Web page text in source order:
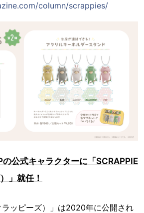
column/scrappies/
公式キャラクターに「SCRAPPIE
」就任！
ラッピーズ）」は2020年に公開され